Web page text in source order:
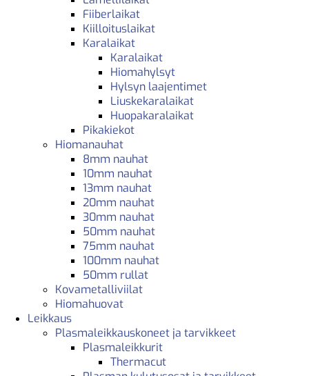
Fiiberlaikat
Kiilloituslaikat
Karalaikat
Karalaikat
Hiomahylsyt
Hylsyn laajentimet
Liuskekaralaikat
Huopakaralaikat
Pikakiekot
Hiomanauhat
8mm nauhat
10mm nauhat
13mm nauhat
20mm nauhat
30mm nauhat
50mm nauhat
75mm nauhat
100mm nauhat
50mm rullat
Kovametalliviilat
Hiomahuovat
Leikkaus
Plasmaleikkauskoneet ja tarvikkeet
Plasmaleikkurit
Thermacut